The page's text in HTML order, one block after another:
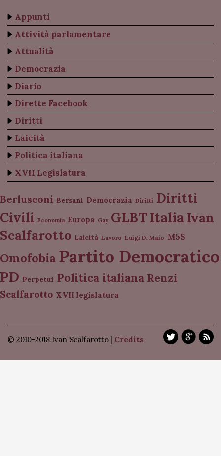
Appunti
Attività parlamentare
Attualità
Democrazia
Diario
Dirette Facebook
Diritti
Laicità
Politica italiana
XVII Legislatura
Berlusconi Bersani Democrazia Diritti Diritti
Civili Economia Europa Gay GLBT Italia Ivan
Scalfarotto Laicità Lavoro Luigi Di Maio M5S
Omofobia Partito Democratico
PD Perpetui Politica italiana Renzi
Scalfarotto XVII legislatura
© 2010-2018 Ivan Scalfarotto | Credits